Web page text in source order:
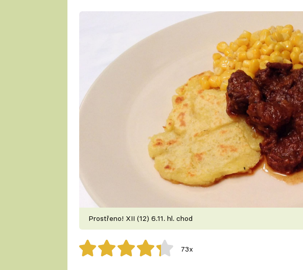
Prostřeno! XII (12) 6.11. hl. chod
73x